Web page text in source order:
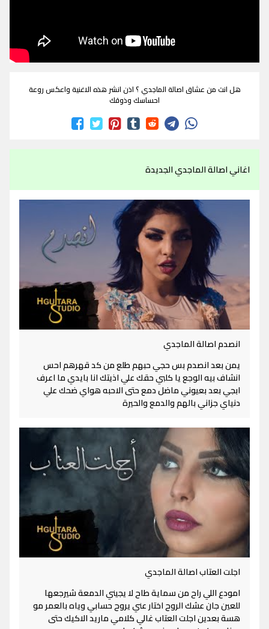
هل انت من عشاق اصالة الماجدي ؟ اذن انشر هذه الاغنية واعكس روعة
احساسك وذوقك
اغاني اصالة الماجدي الجديدة
انصدم اصالة الماجدي
يمن بعد انصدم بس حجي حبهم طلع من كد قهرهم احس
انشاف بيه الوجع يا كلبي حقك علي اذيتك انا بايدي ما اعرف
ابجي بعد بعيوني ماضل دمع حتى الاحبه هواي ضحك علي
دنياي جزاني بالهم والدمع والحيرة
اجلت العتاب اصالة الماجدي
امودع اللي راح من سماية طاح لا يجيني الدمعة شيرجعها
للعين جان عشك الروح اختار عني يروح حسابي وياه بالعمر مو
هسة بعدين اجلت العتاب غالي كلامي ماريد الاكيك حتى